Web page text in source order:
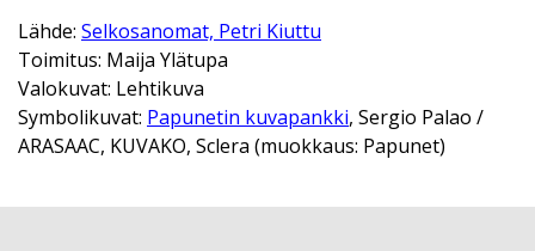
Lähde: Selkosanomat, Petri Kiuttu
Toimitus: Maija Ylätupa
Valokuvat: Lehtikuva
Symbolikuvat: Papunetin kuvapankki, Sergio Palao /
ARASAAC, KUVAKO, Sclera (muokkaus: Papunet)